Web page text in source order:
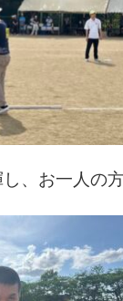
、お一人の